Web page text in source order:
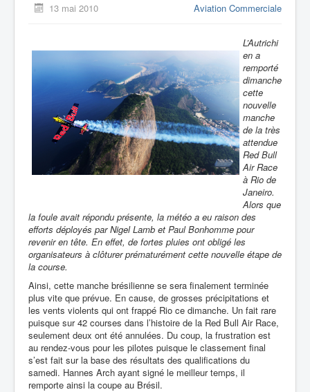
13 mai 2010 Aviation Commerciale
L’Autrichi
en a
remporté
dimanche
cette
nouvelle
manche
de la très
attendue
Red Bull
Air Race
à Rio de
Janeiro.
Alors que
la foule avait répondu présente, la météo a eu raison des
efforts déployés par Nigel Lamb et Paul Bonhomme pour
revenir en tête. En effet, de fortes pluies ont obligé les
organisateurs à clôturer prématurément cette nouvelle étape de
la course.
Ainsi, cette manche brésilienne se sera finalement terminée
plus vite que prévue. En cause, de grosses précipitations et
les vents violents qui ont frappé Rio ce dimanche. Un fait rare
puisque sur 42 courses dans l’histoire de la Red Bull Air Race,
seulement deux ont été annulées. Du coup, la frustration est
au rendez-vous pour les pilotes puisque le classement final
s’est fait sur la base des résultats des qualifications du
samedi. Hannes Arch ayant signé le meilleur temps, il
remporte ainsi la coupe au Brésil.